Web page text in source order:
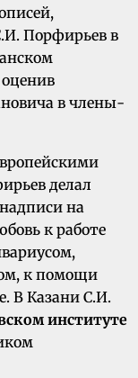
Порфирьев в
в члены-
делал
на
к работе
к помощи
В Казани С.И.
институте